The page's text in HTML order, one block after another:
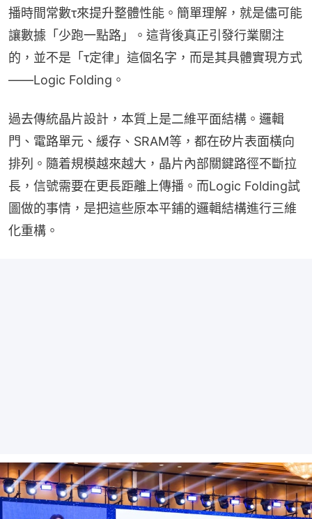
播時間常數τ來提升整體性能。簡單理解，就是儘可能
讓數據「少跑一點路」。這背後真正引發行業關注
的，並不是「τ定律」這個名字，而是其具體實現方式
——Logic Folding。
過去傳統晶片設計，本質上是二維平面結構。邏輯
門、電路單元、緩存、SRAM等，都在矽片表面橫向
排列。隨着規模越來越大，晶片內部關鍵路徑不斷拉
長，信號需要在更長距離上傳播。而Logic Folding試
圖做的事情，是把這些原本平鋪的邏輯結構進行三維
化重構。